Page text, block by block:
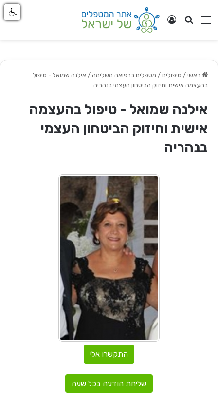
ניווט באתר
חפש התחבר
ראשי / טיפולים / מטפלים ברפואה משלימה / אילנה שמואל - טיפול
בהעצמה אישית וחיזוק הביטחון העצמי בנהריה
אילנה שמואל - טיפול בהעצמה
אישית וחיזוק הביטחון העצמי
בנהריה
התקשרו אלי
שליחת הודעה בכל שעה